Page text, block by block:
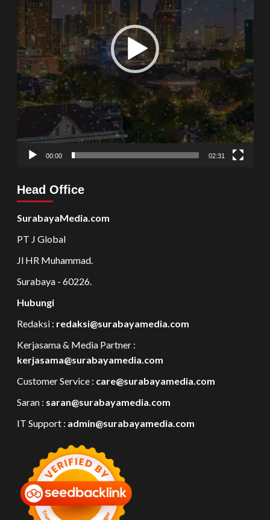
00:00 02:31
Head Office
SurabayaMedia.com
PT J Global
Jl HR Muhammad.
Surabaya - 60226.
Hubungi
Redaksi : redaksi@surabayamedia.com
Kerjasama & Media Partner :
kerjasama@surabayamedia.com
Customer Service : care@surabayamedia.com
Saran : saran@surabayamedia.com
IT Support : admin@surabayamedia.com